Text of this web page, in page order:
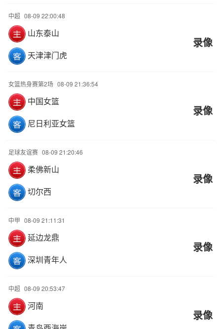
中超 08-09 22:00:48
山东泰山
天津津门虎
录像
女篮热身赛第2场 08-09 21:36:54
中国女篮
尼日利亚女篮
录像
足球友谊赛 08-09 21:20:46
柔佛新山
切尔西
录像
中甲 08-09 21:11:31
延边龙鼎
深圳青年人
录像
中超 08-09 20:53:47
河南
录像